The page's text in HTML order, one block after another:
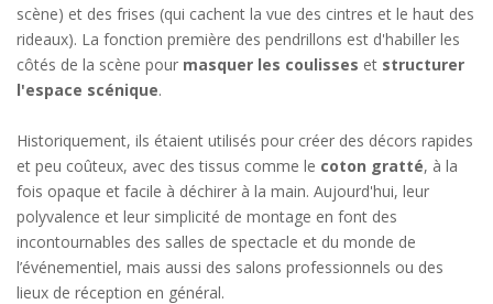
scène) et des frises (qui cachent la vue des cintres et le haut des
rideaux). La fonction première des pendrillons est d'habiller les
côtés de la scène pour masquer les coulisses et structurer
l'espace scénique.
Historiquement, ils étaient utilisés pour créer des décors rapides
et peu coûteux, avec des tissus comme le coton gratté, à la
fois opaque et facile à déchirer à la main. Aujourd'hui, leur
polyvalence et leur simplicité de montage en font des
incontournables des salles de spectacle et du monde de
l’événementiel, mais aussi des salons professionnels ou des
lieux de réception en général.